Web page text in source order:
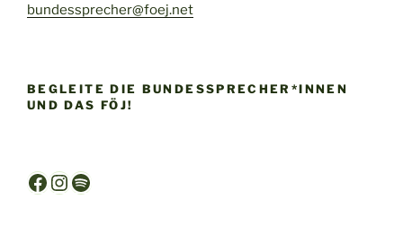
bundessprecher@foej.net
BEGLEITE DIE BUNDESSPRECHER*INNEN
UND DAS FÖJ!
Facebook
Instagram
Spotify